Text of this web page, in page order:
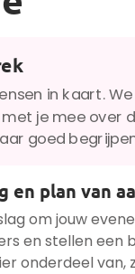
in kaart.
je mee over
goed
en plan van
om jouw
en stellen een
onderdeel van,